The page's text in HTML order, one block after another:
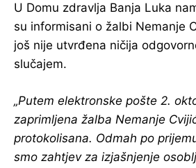
U Domu zdravlja Banja Luka
su informisani o žalbi Nemanje
još nije utvrđena ničija
slučajem.
„Putem elektronske pošte 2.
zaprimljena žalba Nemanje
protokolisana. Odmah po
smo zahtjev za izjašnjenje